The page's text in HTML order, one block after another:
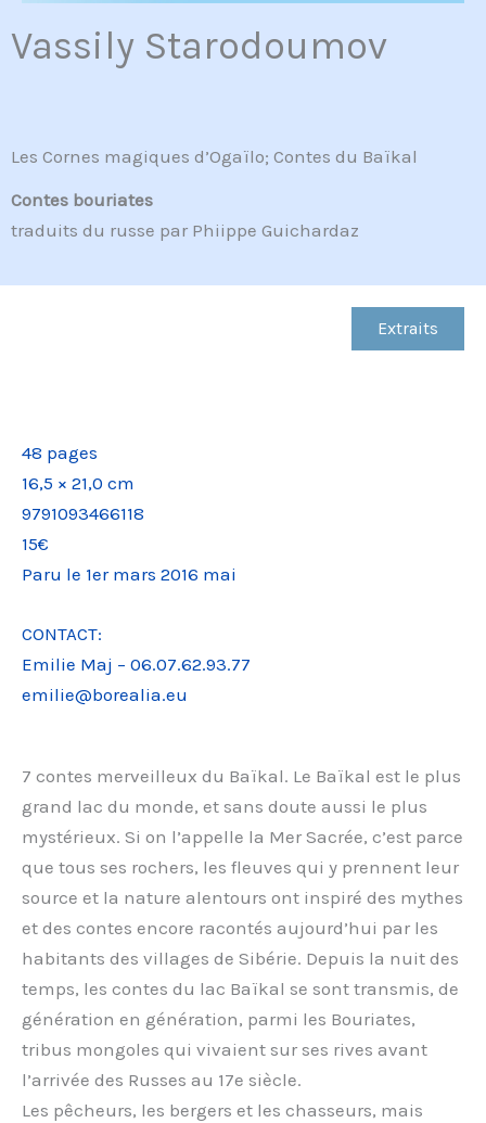
Vassily Starodoumov
Les Cornes magiques d’Ogaïlo; Contes du Baïkal
Contes bouriates
traduits du russe par Phiippe Guichardaz
Extraits
48 pages
16,5 × 21,0 cm
9791093466118
15€
Paru le 1er mars 2016 mai
CONTACT:
Emilie Maj – 06.07.62.93.77
emilie@borealia.eu
7 contes merveilleux du Baïkal. Le Baïkal est le plus
grand lac du monde, et sans doute aussi le plus
mystérieux. Si on l’appelle la Mer Sacrée, c’est parce
que tous ses rochers, les fleuves qui y prennent leur
source et la nature alentours ont inspiré des mythes
et des contes encore racontés aujourd’hui par les
habitants des villages de Sibérie. Depuis la nuit des
temps, les contes du lac Baïkal se sont transmis, de
génération en génération, parmi les Bouriates,
tribus mongoles qui vivaient sur ses rives avant
l’arrivée des Russes au 17e siècle.
Les pêcheurs, les bergers et les chasseurs, mais